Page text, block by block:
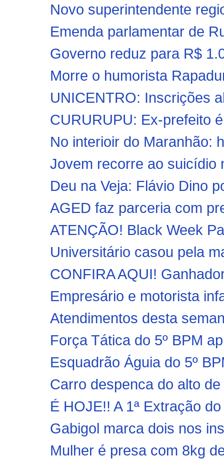
Novo superintendente
Emenda parlamentar de
Governo reduz para R$
Morre o humorista
UNICENTRO: Inscrições
CURURUPU: Ex-prefeito
No interioir do Maranhão:
Jovem recorre ao suicídio
Deu na Veja: Flávio Dino
AGED faz parceria com
ATENÇÃO! Black Week
Universitário casou pela
CONFIRA AQUI!
Empresário e motorista
Atendimentos desta
Força Tática do 5º BPM
Esquadrão Águia do 5º
Carro despenca do alto
É HOJE!! A 1ª Extração
Gabigol marca dois nos
Mulher é presa com 8kg